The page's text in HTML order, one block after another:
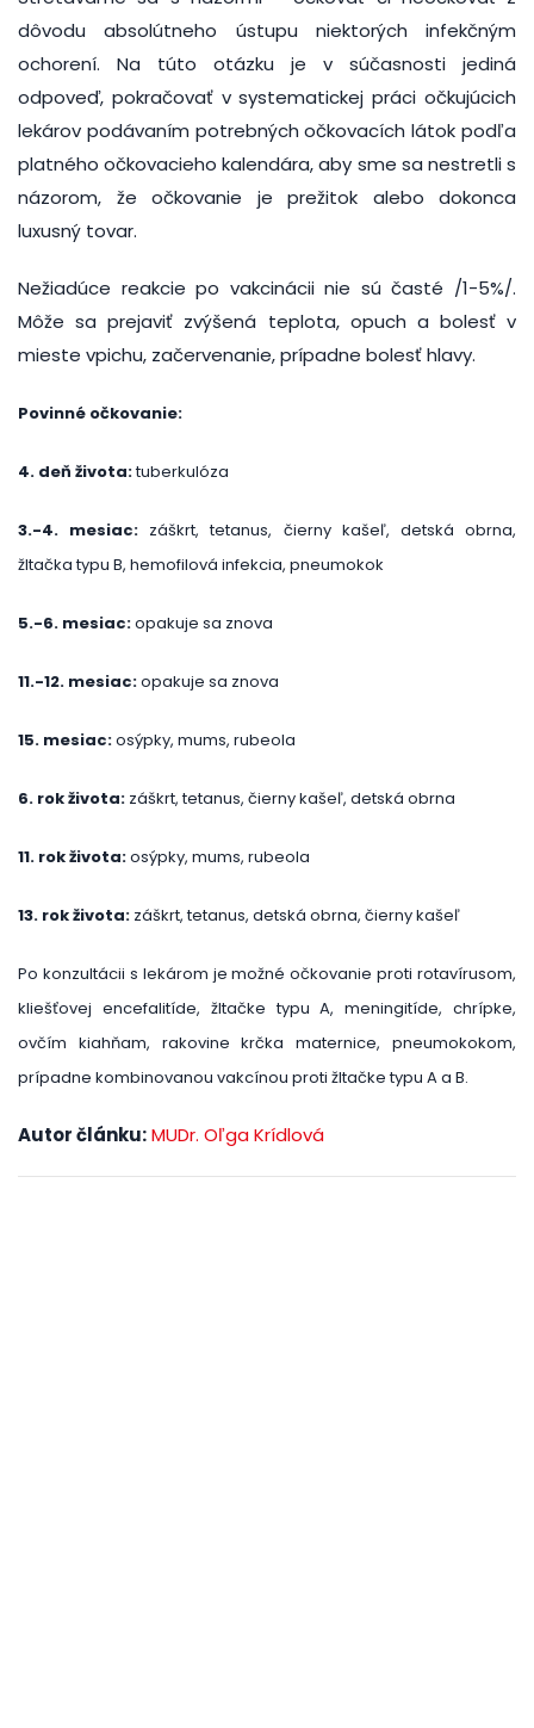
dôvodu absolútneho ústupu niektorých infekčným
ochorení. Na túto otázku je v súčasnosti jediná
odpoveď, pokračovať v systematickej práci očkujúcich
lekárov podávaním potrebných očkovacích látok podľa
platného očkovacieho kalendára, aby sme sa nestretli s
názorom, že očkovanie je prežitok alebo dokonca
luxusný tovar.
Nežiadúce reakcie po vakcinácii nie sú časté /1-5%/.
Môže sa prejaviť zvýšená teplota, opuch a bolesť v
mieste vpichu, začervenanie, prípadne bolesť hlavy.
Povinné očkovanie:
4. deň života:tuberkulóza
3.-4. mesiac: záškrt, tetanus, čierny kašeľ, detská obrna,
žltačka typu B, hemofilová infekcia, pneumokok
5.-6. mesiac:opakuje sa znova
11.-12. mesiac:opakuje sa znova
15. mesiac:osýpky, mums, rubeola
6. rok života: záškrt, tetanus, čierny kašeľ, detská obrna
11. rok života:osýpky, mums, rubeola
13. rok života: záškrt, tetanus, detská obrna, čierny kašeľ
Po konzultácii s lekárom je možné očkovanie proti rotavírusom,
kliešťovej encefalitíde, žltačke typu A, meningitíde, chrípke,
ovčím kiahňam, rakovine krčka maternice, pneumokokom,
prípadne kombinovanou vakcínou proti žltačke typu A a B.
Autor článku:MUDr. Oľga Krídlová